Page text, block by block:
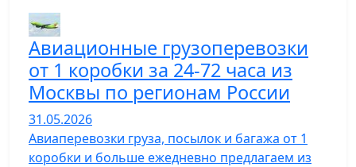
Авиационные грузоперевозки
от 1 коробки за 24-72 часа из
Москвы по регионам России
31.05.2026
Авиаперевозки груза, посылок и багажа от 1
коробки и больше ежедневно предлагаем из